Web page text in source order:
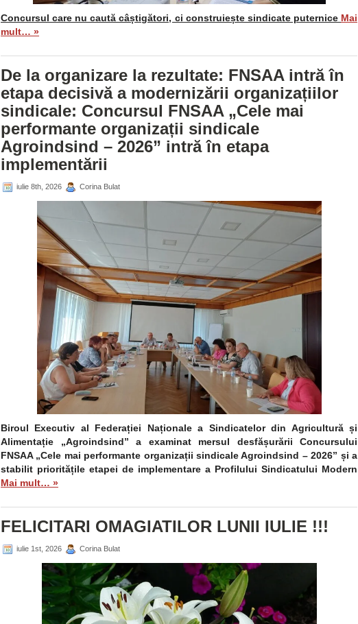
Concursul care nu caută câștigători, ci construiește sindicate puternice Mai
mult… »
De la organizare la rezultate: FNSAA intră în
etapa decisivă a modernizării organizațiilor
sindicale: Concursul FNSAA „Cele mai
performante organizații sindicale
Agroindsind – 2026” intră în etapa
implementării
iulie 8th, 2026 Corina Bulat
Biroul Executiv al Federației Naționale a Sindicatelor din Agricultură și
Alimentație „Agroindsind” a examinat mersul desfășurării Concursului
FNSAA „Cele mai performante organizații sindicale Agroindsind – 2026” și a
stabilit prioritățile etapei de implementare a Profilului Sindicatului Modern
Mai mult… »
FELICITARI OMAGIATILOR LUNII IULIE !!!
iulie 1st, 2026 Corina Bulat